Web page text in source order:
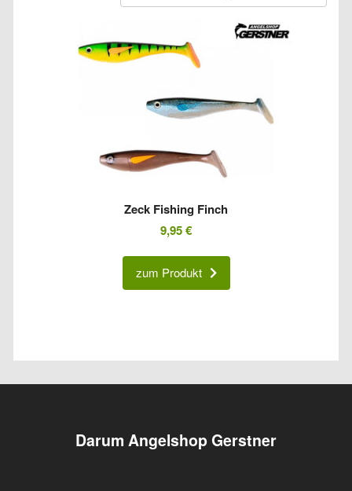
Zeck Fishing Finch
9,95€
zum Produkt
Darum Angelshop Gerstner